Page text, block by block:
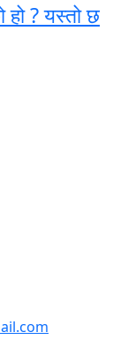
हो ? यस्तो छ